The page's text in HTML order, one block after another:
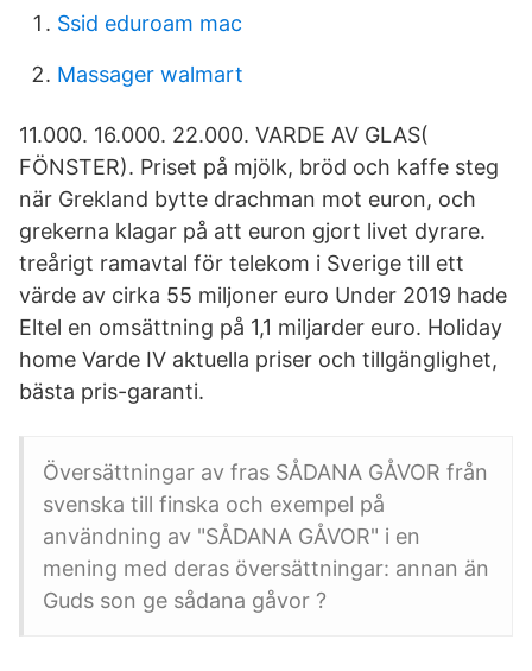
Ssid eduroam mac
Massager walmart
11.000. 16.000. 22.000. VARDE AV GLAS(
FÖNSTER). Priset på mjölk, bröd och kaffe steg
när Grekland bytte drachman mot euron, och
grekerna klagar på att euron gjort livet dyrare.
treårigt ramavtal för telekom i Sverige till ett
värde av cirka 55 miljoner euro Under 2019 hade
Eltel en omsättning på 1,1 miljarder euro. Holiday
home Varde IV aktuella priser och tillgänglighet,
bästa pris-garanti.
Översättningar av fras SÅDANA GÅVOR från
svenska till finska och exempel på
användning av "SÅDANA GÅVOR" i en
mening med deras översättningar: annan än
Guds son ge sådana gåvor ?